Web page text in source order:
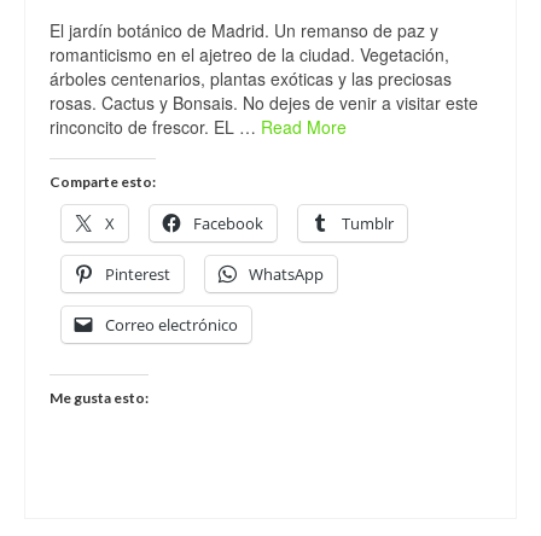
El jardín botánico de Madrid. Un remanso de paz y
romanticismo en el ajetreo de la ciudad. Vegetación,
árboles centenarios, plantas exóticas y las preciosas
rosas. Cactus y Bonsais. No dejes de venir a visitar este
rinconcito de frescor. EL … Read More
Comparte esto:
X Facebook Tumblr
Pinterest WhatsApp
Correo electrónico
Me gusta esto: